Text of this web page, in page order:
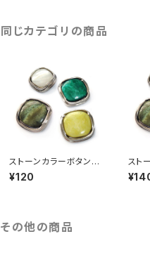
同じカテゴリの商品
ストーンカラーボタン「1
4mm」（全4色）【A000
1】
¥120
スト
6mm
1】
その他の商品